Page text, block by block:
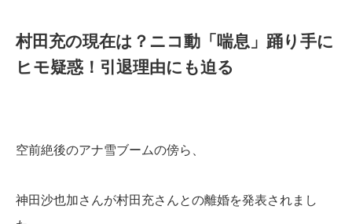
村田充の現在は？ニコ動「喘息」踊り手に
ヒモ疑惑！引退理由にも迫る
空前絶後のアナ雪ブームの傍ら、
神田沙也加さんが村田充さんとの離婚を発表されまし